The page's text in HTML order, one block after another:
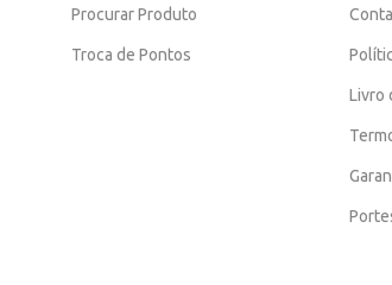
Procurar Produto
Troca de Pontos
Conta
Livro